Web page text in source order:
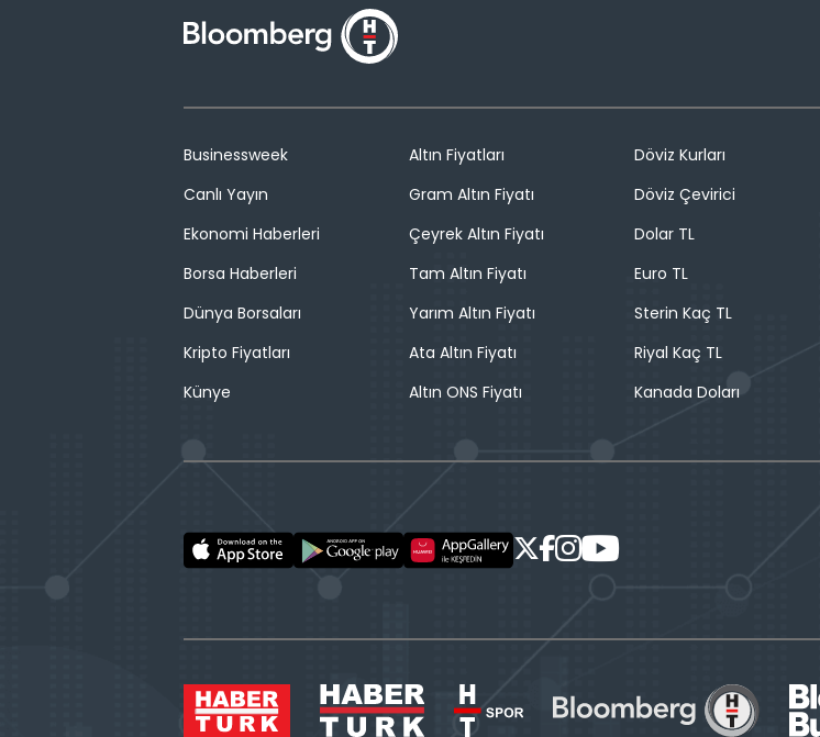
Businessweek
Canlı Yayın
Ekonomi Haberleri
Borsa Haberleri
Dünya Borsaları
Kripto Fiyatları
Künye
Altın Fiyatları
Gram Altın Fiyatı
Çeyrek Altın Fiyatı
Tam Altın Fiyatı
Yarım Altın Fiyatı
Ata Altın Fiyatı
Altın ONS Fiyatı
Döviz Kurları
Döviz Çevirici
Dolar TL
Euro TL
Sterin Kaç TL
Riyal Kaç TL
Kanada Doları